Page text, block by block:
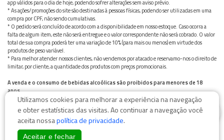
app válidos para o dia de hoje, podendo sofrer alterações sem aviso prévio.
* As ações/promoções do site são destinadas à pessoas físicas, podendo ser utilizadas em uma
compra por CPF, não sendo cumulativas.
* O pedido será concluído de acordo com a disponibilidade em nosso estoque. Caso ocorra a
falta de algum item, este não será entregue e o valor correspondente não será cobrado. O valor
total de sua compra poderá ter uma variação de 10% (para mais ou menos) em virtude dos
produtos de peso variável.
* Para melhor atender nossos clientes, não vendemos por atacado e reservamo-nos o direito de
limitar, por cliente, a quantidade dos produtos com preços promocionais.
A venda e o consumo de bebidas alcoólicas são proibidos para menores de 18
anos.
Bebida alcoólica pode causar dependência química e, em excesso, provoca graves males à saúde.
Beba com moderação
Utilizamos cookies para melhorar a experiência na navegação
e obter estatísticas das visitas. Ao continuar a navegação você
aceita nossapolítica de privacidade.
Aceitar e fechar